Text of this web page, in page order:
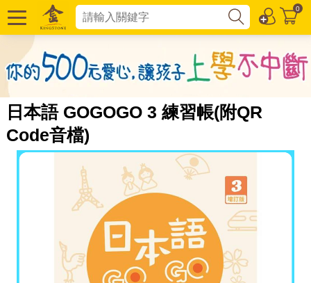
0
日本語 GOGOGO 3 練習帳(附QR
Code音檔)